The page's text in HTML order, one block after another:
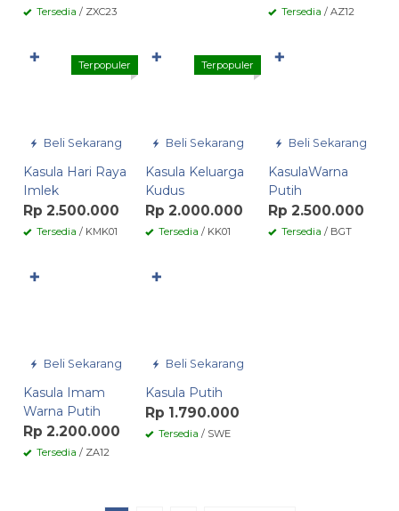
Tersedia / ZXC23 Tersedia / AZ12
Beli Sekarang
Terpopuler
Kasula Hari Raya
Imlek
Rp 2.500.000
Tersedia / KMK01
✚
Beli Sekarang
Terpopuler
Kasula Keluarga
Kudus
Rp 2.000.000
Tersedia / KK01
✚
Beli Sekarang
KasulaWarna
Putih
Rp 2.500.000
Tersedia / BGT
✚
Beli Sekarang
Kasula Imam
Warna Putih
Rp 2.200.000
Tersedia / ZA12
✚
Beli Sekarang
Kasula Putih
Rp 1.790.000
Tersedia / SWE
✚